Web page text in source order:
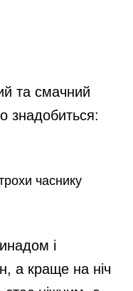
та смачний
знадобиться:
часнику
і
а краще на ніч